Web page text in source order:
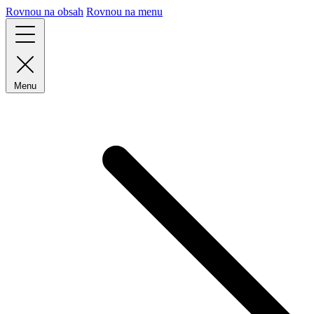
Rovnou na obsah Rovnou na menu
Menu